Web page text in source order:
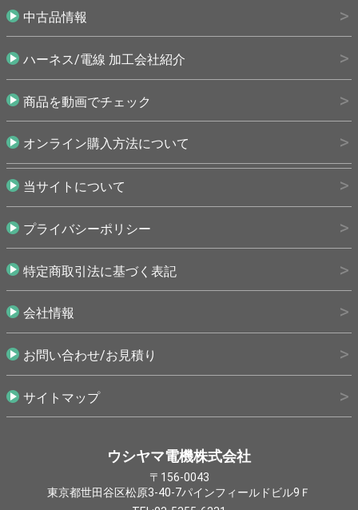
中古品情報
ハーネス/電線 加工会社紹介
商品を動画でチェック
オンライン購入方法について
当サイトについて
プライバシーポリシー
特定商取引法に基づく表記
会社情報
お問い合わせ/お見積り
サイトマップ
ウシヤマ電機株式会社
〒156-0043
東京都世田谷区松原3-40-7パインフィールドビル9Ｆ